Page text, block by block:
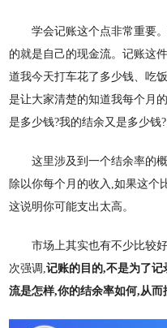
学会记账这个点非常重要
的就是自己的现金流。记账这
道我今天打车花了多少钱、吃
是让大家清楚的知道我每个月
是多少钱?我的结余又是多少钱?
这里涉及到一个结余率的
除以你每个月的收入,如果这个
这说明你可能支出太高。
市场上其实也有不少比较
次强调,记账的目的,不是为了记
流是怎样,你的结余率如何,从而